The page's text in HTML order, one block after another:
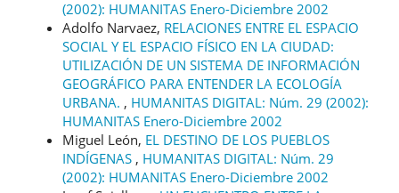
(2002): HUMANITAS Enero-Diciembre 2002
Adolfo Narvaez, RELACIONES ENTRE EL ESPACIO
SOCIAL Y EL ESPACIO FÍSICO EN LA CIUDAD:
UTILIZACIÓN DE UN SISTEMA DE INFORMACIÓN
GEOGRÁFICO PARA ENTENDER LA ECOLOGÍA
URBANA. , HUMANITAS DIGITAL: Núm. 29 (2002):
HUMANITAS Enero-Diciembre 2002
Miguel León, EL DESTINO DE LOS PUEBLOS
INDÍGENAS , HUMANITAS DIGITAL: Núm. 29
(2002): HUMANITAS Enero-Diciembre 2002